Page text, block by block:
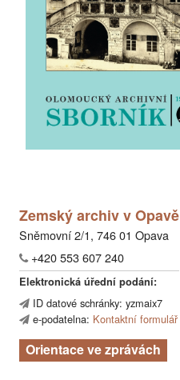
Zemský archiv v Opavě
Sněmovní 2/1, 746 01 Opava
+420 553 607 240
Elektronická úřední podání:
ID datové schránky: yzmaix7
e-podatelna: Kontaktní formulář
Orientace ve zprávách